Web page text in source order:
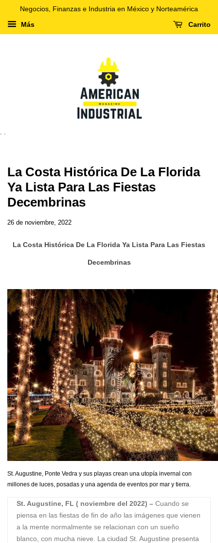
Negocios, Finanzas e Industria en México y Norteamérica
Más Carrito
. .
La Costa Histórica De La Florida
Ya Lista Para Las Fiestas
Decembrinas
26 de noviembre, 2022
La Costa Histórica De La Florida Ya Lista Para Las Fiestas
Decembrinas
St. Augustine, Ponte Vedra y sus playas crean una utopía invernal con
millones de luces, posadas y una agenda de eventos por mar y tierra.
St. Augustine, FL ( noviembre del 2022) – Cuando se
piensa en las fiestas de fin de año las imágenes que vienen
a la mente normalmente se relacionan con un sueño
blanco, con mucha nieve. La ciudad St. Augustine presenta